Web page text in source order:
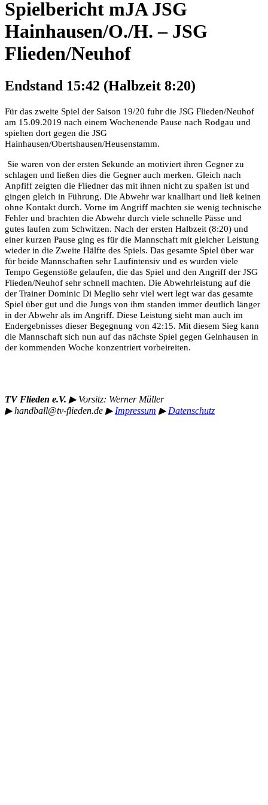
Spielbericht mJA JSG
Hainhausen/O./H. – JSG
Flieden/Neuhof
Endstand 15:42 (Halbzeit 8:20)
Für das zweite Spiel der Saison 19/20 fuhr die JSG Flieden/Neuhof
am 15.09.2019 nach einem Wochenende Pause nach Rodgau und
spielten dort gegen die JSG
Hainhausen/Obertshausen/Heusenstamm.
Sie waren von der ersten Sekunde an motiviert ihren Gegner zu
schlagen und ließen dies die Gegner auch merken. Gleich nach
Anpfiff zeigten die Fliedner das mit ihnen nicht zu spaßen ist und
gingen gleich in Führung. Die Abwehr war knallhart und ließ keinen
ohne Kontakt durch. Vorne im Angriff machten sie wenig technische
Fehler und brachten die Abwehr durch viele schnelle Pässe und
gutes laufen zum Schwitzen. Nach der ersten Halbzeit (8:20) und
einer kurzen Pause ging es für die Mannschaft mit gleicher Leistung
wieder in die Zweite Hälfte des Spiels. Das gesamte Spiel über war
für beide Mannschaften sehr Laufintensiv und es wurden viele
Tempo Gegenstöße gelaufen, die das Spiel und den Angriff der JSG
Flieden/Neuhof sehr schnell machten. Die Abwehrleistung auf die
der Trainer Dominic Di Meglio sehr viel wert legt war das gesamte
Spiel über gut und die Jungs von ihm standen immer deutlich länger
in der Abwehr als im Angriff. Diese Leistung sieht man auch im
Endergebnisses dieser Begegnung von 42:15. Mit diesem Sieg kann
die Mannschaft sich nun auf das nächste Spiel gegen Gelnhausen in
der kommenden Woche konzentriert vorbeireiten.
TV Flieden e.V. ▶︎ Vorsitz: Werner Müller
▶︎handball@tv-flieden.de ▶︎ Impressum ▶︎ Datenschutz